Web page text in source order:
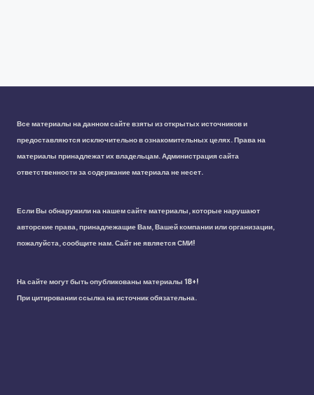
Все материалы на данном сайте взяты из открытых источников и
предоставляются исключительно в ознакомительных целях. Права на
материалы принадлежат их владельцам. Администрация сайта
ответственности за содержание материала не несет.
Если Вы обнаружили на нашем сайте материалы, которые нарушают
авторские права, принадлежащие Вам, Вашей компании или организации,
пожалуйста, сообщите нам. Сайт не является СМИ!
На сайте могут быть опубликованы материалы 18+!
При цитировании ссылка на источник обязательна.